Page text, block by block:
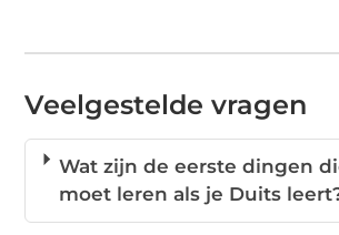
Veelgestelde vragen
Wat zijn de eerste dingen
moet leren als je Duits